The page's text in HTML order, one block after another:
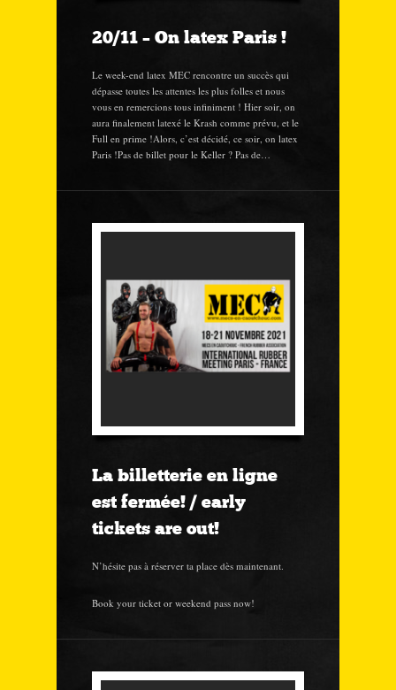
20/11 – On latex Paris !
Le week-end latex MEC rencontre un succès qui
dépasse toutes les attentes les plus folles et nous
vous en remercions tous infiniment ! Hier soir, on
aura finalement latexé le Krash comme prévu, et le
Full en prime !Alors, c’est décidé, ce soir, on latex
Paris !Pas de billet pour le Keller ? Pas de…
La billetterie en ligne
est fermée! / early
tickets are out!
N’hésite pas à réserver ta place dès maintenant.
Book your ticket or weekend pass now!